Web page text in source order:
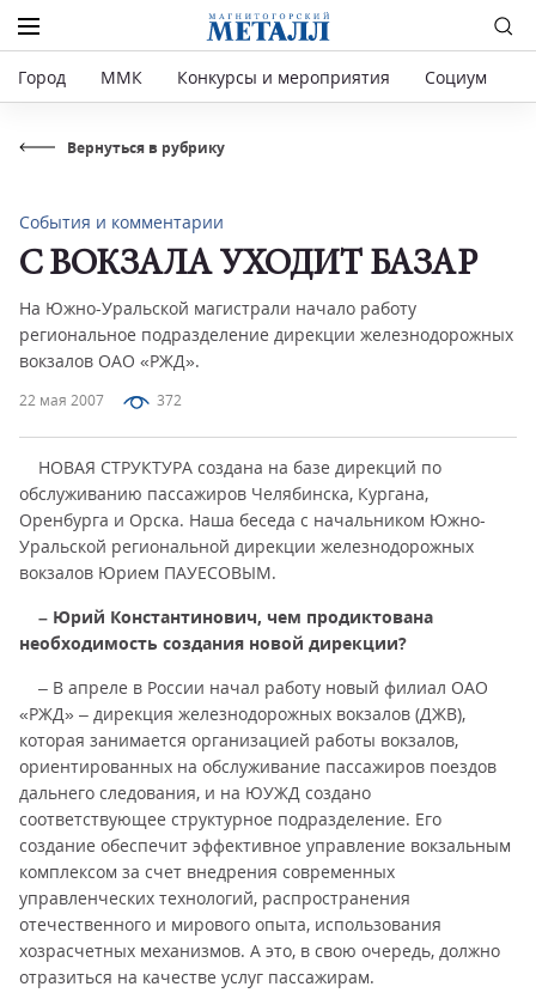
Город ММК Конкурсы и мероприятия Социум
Вернуться в рубрику
22 мая 2007 372
События и комментарии
С ВОКЗАЛА УХОДИТ БАЗАР
На Южно-Уральской магистрали начало работу
региональное подразделение дирекции железнодорожных
вокзалов ОАО «РЖД».
НОВАЯ СТРУКТУРА создана на базе дирекций по
обслуживанию пассажиров Челябинска, Кургана,
Оренбурга и Орска. Наша беседа с начальником Южно-
Уральской региональной дирекции железнодорожных
вокзалов Юрием ПАУЕСОВЫМ.
– Юрий Константинович, чем продиктована
необходимость создания новой дирекции?
– В апреле в России начал работу новый филиал ОАО
«РЖД» – дирекция железнодорожных вокзалов (ДЖВ),
которая занимается организацией работы вокзалов,
ориентированных на обслуживание пассажиров поездов
дальнего следования, и на ЮУЖД создано
соответствующее структурное подразделение. Его
создание обеспечит эффективное управление вокзальным
комплексом за счет внедрения современных
управленческих технологий, распространения
отечественного и мирового опыта, использования
хозрасчетных механизмов. А это, в свою очередь, должно
отразиться на качестве услуг пассажирам.